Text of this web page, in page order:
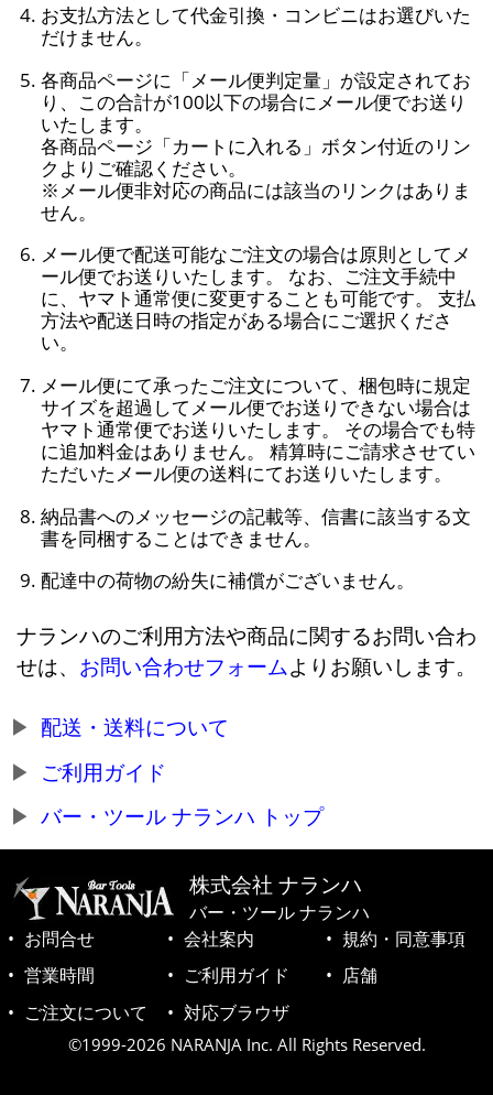
お支払方法として代金引換・コンビニはお選びいた
だけません。
各商品ページに「メール便判定量」が設定されてお
り、この合計が100以下の場合にメール便でお送り
いたします。
各商品ページ「カートに入れる」ボタン付近のリン
クよりご確認ください。
※メール便非対応の商品には該当のリンクはありま
せん。
メール便で配送可能なご注文の場合は原則としてメ
ール便でお送りいたします。 なお、ご注文手続中
に、ヤマト通常便に変更することも可能です。 支払
方法や配送日時の指定がある場合にご選択くださ
い。
メール便にて承ったご注文について、梱包時に規定
サイズを超過してメール便でお送りできない場合は
ヤマト通常便でお送りいたします。 その場合でも特
に追加料金はありません。 精算時にご請求させてい
ただいたメール便の送料にてお送りいたします。
納品書へのメッセージの記載等、信書に該当する文
書を同梱することはできません。
配達中の荷物の紛失に補償がございません。
ナランハのご利用方法や商品に関するお問い合わ
せは、 お問い合わせフォームよりお願いします。
配送・送料について
ご利用ガイド
バー・ツール ナランハ トップ
株式会社 ナランハ
バー・ツール ナランハ
お問合せ
会社案内
規約・同意事項
営業時間
ご利用ガイド
店舗
ご注文について
対応ブラウザ
©1999-2026 NARANJA Inc. All Rights Reserved.